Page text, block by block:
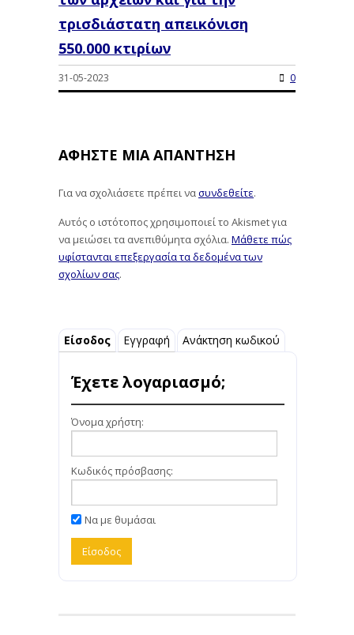
τρισδιάστατη απεικόνιση
550.000 κτιρίων
31-05-2023 0
ΑΦΉΣΤΕ ΜΙΑ ΑΠΆΝΤΗΣΗ
Για να σχολιάσετε πρέπει νασυνδεθείτε.
Αυτός ο ιστότοπος χρησιμοποιεί το Akismet για
να μειώσει τα ανεπιθύμητα σχόλια. Μάθετε πώς
υφίστανται επεξεργασία τα δεδομένα των
σχολίων σας.
Είσοδος Εγγραφή Ανάκτηση κωδικού
Έχετε λογαριασμό;
Όνομα χρήστη:
Κωδικός πρόσβασης:
Να με θυμάσαι